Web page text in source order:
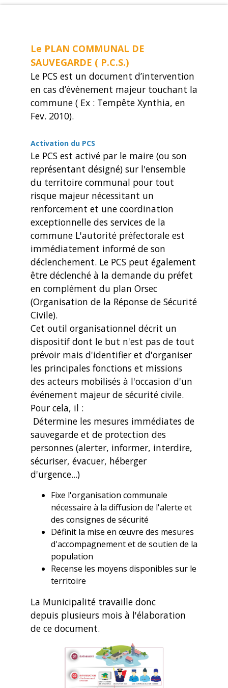
Le PLAN COMMUNAL DE
SAUVEGARDE ( P.C.S.)
Le PCS est un document d’intervention
en cas d’évènement majeur touchant la
commune ( Ex : Tempête Xynthia, en
Fev. 2010).
Activation du PCS
Le PCS est activé par le maire (ou son
représentant désigné) sur l'ensemble
du territoire communal pour tout
risque majeur nécessitant un
renforcement et une coordination
exceptionnelle des services de la
commune L'autorité préfectorale est
immédiatement informé de son
déclenchement. Le PCS peut également
être déclenché à la demande du préfet
en complément du plan Orsec
(Organisation de la Réponse de Sécurité
Civile).
Cet outil organisationnel décrit un
dispositif dont le but n'est pas de tout
prévoir mais d'identifier et d'organiser
les principales fonctions et missions
des acteurs mobilisés à l'occasion d'un
événement majeur de sécurité civile.
Pour cela, il :
Détermine les mesures immédiates de
sauvegarde et de protection des
personnes (alerter, informer, interdire,
sécuriser, évacuer, héberger
d'urgence...)
Fixe l'organisation communale
nécessaire à la diffusion de l'alerte et
des consignes de sécurité
Définit la mise en œuvre des mesures
d'accompagnement et de soutien de la
population
Recense les moyens disponibles sur le
territoire
La Municipalité travaille donc
depuis plusieurs mois à l'élaboration
de ce document.